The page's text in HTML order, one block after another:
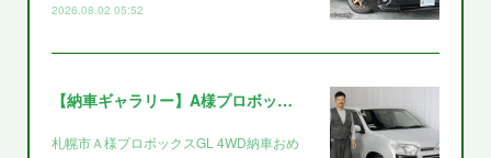
2026.08.02 05:52
【納車ギャラリー】A様プロボックス～～
札幌市Ａ様プロボックスGL 4WD納車おめ